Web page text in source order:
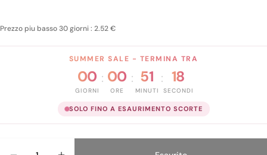
Prezzo piu basso 30 giorni : 2.52 €
SUMMER SALE - TERMINA TRA
00
GIORNI
: 00
ORE
: 51
MINUTI
: 18
SECONDI
SOLO FINO A ESAURIMENTO SCORTE